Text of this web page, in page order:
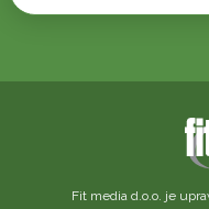
Fit media d.o.o. je